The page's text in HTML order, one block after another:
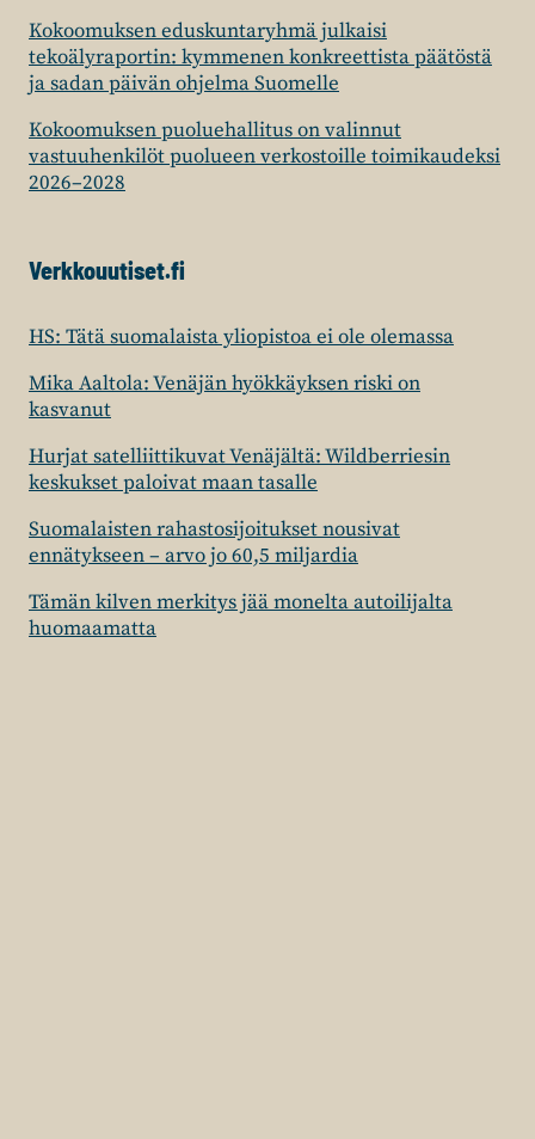
Kokoomuksen eduskuntaryhmä julkaisi
tekoälyraportin: kymmenen konkreettista päätöstä
ja sadan päivän ohjelma Suomelle
Kokoomuksen puoluehallitus on valinnut
vastuuhenkilöt puolueen verkostoille toimikaudeksi
2026–2028
Verkkouutiset.fi
HS: Tätä suomalaista yliopistoa ei ole olemassa
Mika Aaltola: Venäjän hyökkäyksen riski on
kasvanut
Hurjat satelliittikuvat Venäjältä: Wildberriesin
keskukset paloivat maan tasalle
Suomalaisten rahastosijoitukset nousivat
ennätykseen – arvo jo 60,5 miljardia
Tämän kilven merkitys jää monelta autoilijalta
huomaamatta